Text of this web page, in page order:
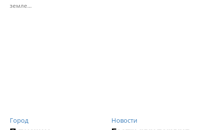
земле...
Город Новости